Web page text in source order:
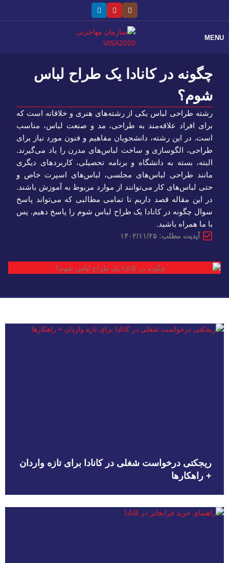
MENU
چگونه در کانادا یک طراح لباس
شوم؟
رشته طراحی لباس یکی از رشته‌های هنری و خلاقانه است که
برای افراد علاقه‌مند به طراحی، مد و صنعت لباس، مناسب
است. در این رشته، دانشجویان مفاهیم و فنون مورد نیاز برای
طراحی، الگوسازی و ساخت لباس‌های مدرن را یاد می‌گیرند.
البته، بسته به دانشگاه و برنامه تحصیلی، کاربردهای دیگری
مانند طراحی لباس‌های مجلسی، لباس‌های اسپرت خاص و
حتی لباس‌های کار می‌توانند از موارد مربوط به آموزش باشند.
در این مقاله قصد داریم تا تمامی مطالبی که می‌تواند پاسخ
سوال چگونه در کانادا یک طراح لباس شوم را پاسخ دهیم. پس
با ما همراه باشید.
آپدیت مطلب: ۱۴۰۲/۱۱/۲۵
ریجکتی درخواست شغلی در کانادا برای تازه واردان
+ راهکارها